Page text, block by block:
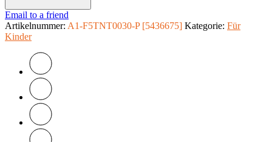
playing
(animals)
Menge
Email to a friend
Artikelnummer: A1-F5TNT0030-P [5436675] Kategorie: Für
Kinder